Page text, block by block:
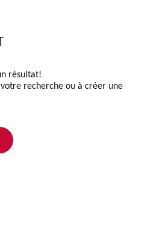
résultat!
recherche ou à créer une